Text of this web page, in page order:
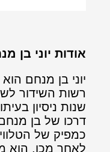
אודות יוני בן
יוני בן מנחם
רשות השידור
שנות ניסיון
דרכו של בן
כמפיק של
לאחר מכן, הוא